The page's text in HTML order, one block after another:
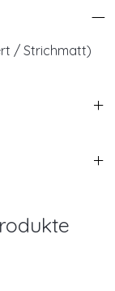
/ Strichmatt)